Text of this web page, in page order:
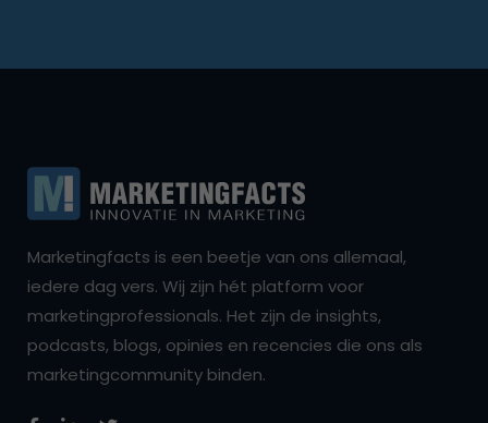
Marketingfacts is een beetje van ons allemaal,
iedere dag vers. Wij zijn hét platform voor
marketingprofessionals. Het zijn de insights,
podcasts, blogs, opinies en recencies die ons als
marketingcommunity binden.